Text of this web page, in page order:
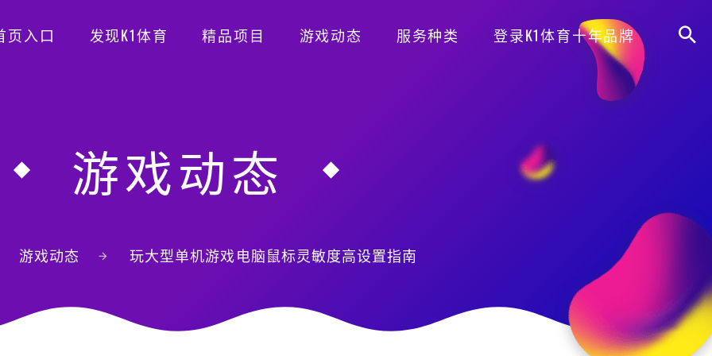
页入口 发现K1体育 精品项目 游戏动态 服务种类 登录K1体育十年品牌
游戏动态
游戏动态 玩大型单机游戏电脑鼠标灵敏度高设置指南